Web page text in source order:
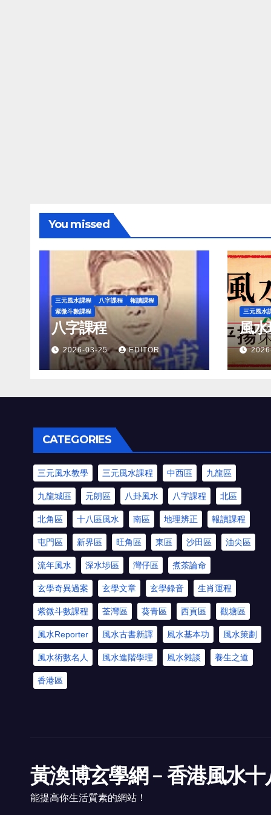
You missed
三元風水課程 八字課程
報讀課程
紫微斗數課程
八字課程
2026-03-25 EDITOR
三元風水
風水
CATEGORIES
三元風水教學 三元風水課程 中西區 九龍區
九龍城區 元朗區 八卦風水 八字課程 北區
北角區 十八區風水 南區 地理辨正 報讀課程
屯門區 新界區 旺角區 東區 沙田區 油尖區
流年風水 深水埗區 灣仔區 煮茶論命
玄學奇異過案 玄學文章 玄學錄音 生肖運程
紫微斗數課程 荃灣區 葵青區 西貢區 觀塘區
風水Reporter 風水古書新譯 風水基本功 風水策劃
風水術數名人 風水進階學理 風水雜談 養生之道
香港區
黃渙博玄學網﹣香港風水十
能提高你生活質素的網站！